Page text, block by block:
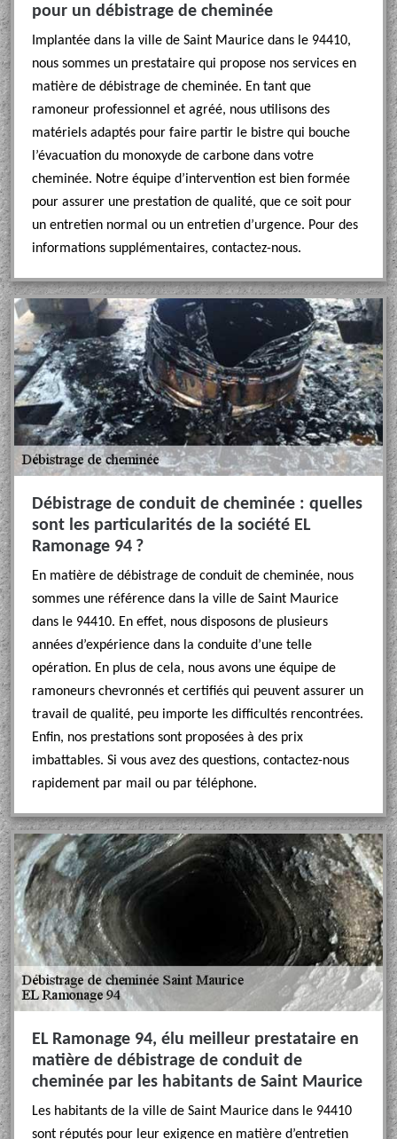
pour un débistrage de cheminée
Implantée dans la ville de Saint Maurice dans le 94410,
nous sommes un prestataire qui propose nos services en
matière de débistrage de cheminée. En tant que
ramoneur professionnel et agréé, nous utilisons des
matériels adaptés pour faire partir le bistre qui bouche
l’évacuation du monoxyde de carbone dans votre
cheminée. Notre équipe d’intervention est bien formée
pour assurer une prestation de qualité, que ce soit pour
un entretien normal ou un entretien d’urgence. Pour des
informations supplémentaires, contactez-nous.
Débistrage de conduit de cheminée : quelles
sont les particularités de la société EL
Ramonage 94 ?
En matière de débistrage de conduit de cheminée, nous
sommes une référence dans la ville de Saint Maurice
dans le 94410. En effet, nous disposons de plusieurs
années d’expérience dans la conduite d’une telle
opération. En plus de cela, nous avons une équipe de
ramoneurs chevronnés et certifiés qui peuvent assurer un
travail de qualité, peu importe les difficultés rencontrées.
Enfin, nos prestations sont proposées à des prix
imbattables. Si vous avez des questions, contactez-nous
rapidement par mail ou par téléphone.
EL Ramonage 94, élu meilleur prestataire en
matière de débistrage de conduit de
cheminée par les habitants de Saint Maurice
Les habitants de la ville de Saint Maurice dans le 94410
sont réputés pour leur exigence en matière d’entretien